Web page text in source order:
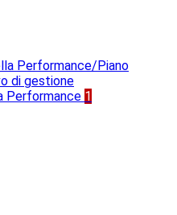
Performance/Piano
di gestione
Performance 1